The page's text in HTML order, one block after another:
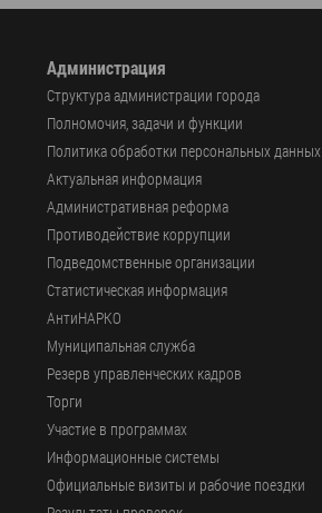
Администрация
Структура администрации города
Полномочия, задачи и функции
Политика обработки персональных данных
Актуальная информация
Административная реформа
Противодействие коррупции
Подведомственные организации
Статистическая информация
АнтиНАРКО
Муниципальная служба
Резерв управленческих кадров
Торги
Участие в программах
Информационные системы
Официальные визиты и рабочие поездки